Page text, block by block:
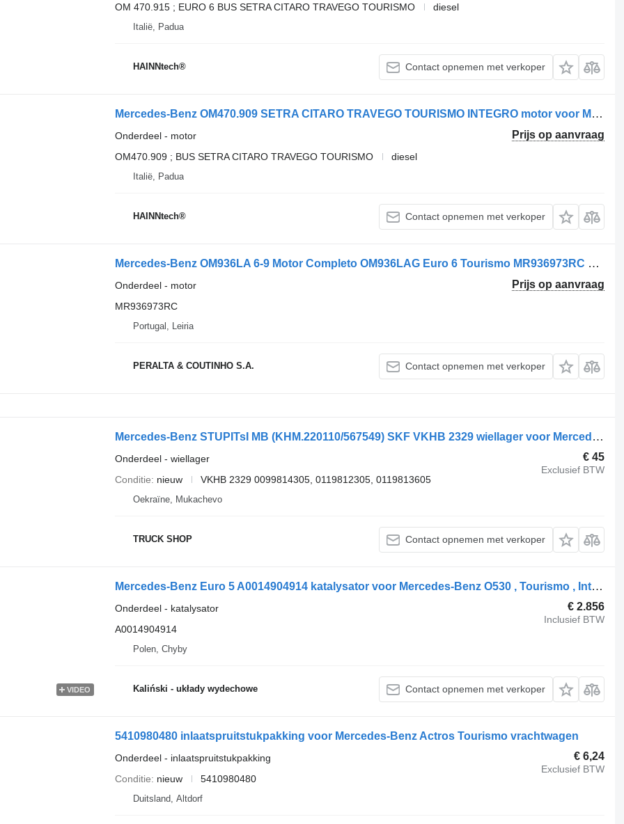
OM 470.915 ; EURO 6 BUS SETRA CITARO TRAVEGO TOURISMO
diesel
Italië, Padua
HAINNtech® Contact opnemen met verkoper
Mercedes-Benz OM470.909 SETRA CITARO TRAVEGO TOURISMO INTEGRO motor voor Mercedes-Benz vrachtwagen
Prijs op aanvraag
Onderdeel - motor
OM470.909 ; BUS SETRA CITARO TRAVEGO TOURISMO
diesel
Italië, Padua
HAINNtech® Contact opnemen met verkoper
Mercedes-Benz OM936LA 6-9 Motor Completo OM936LAG Euro 6 Tourismo MR936973RC voor vrachtwagen
Prijs op aanvraag
Onderdeel - motor
MR936973RC
Portugal, Leiria
PERALTA & COUTINHO S.A. Contact opnemen met verkoper
Mercedes-Benz STUPITsI MB (KHM.220110/567549) SKF VKHB 2329 wiellager voor Mercedes-Benz ATEGO 1800-2500,TOURISMO,INTEGRO,INTOURO vrachtwagen
€ 45
Exclusief BTW
Onderdeel - wiellager
Conditie
nieuw VKHB 2329 0099814305, 0119812305, 0119813605
Oekraïne, Mukachevo
TRUCK SHOP Contact opnemen met verkoper
VIDEO
Mercedes-Benz Euro 5 A0014904914 katalysator voor Mercedes-Benz O530 , Tourismo , Integro , Intouro , Setra vrachtwagen
€ 2.856
Inclusief BTW
Onderdeel - katalysator
A0014904914
Polen, Chyby
Kaliński - układy wydechowe Contact opnemen met verkoper
5410980480 inlaatspruitstukpakking voor Mercedes-Benz Actros Tourismo vrachtwagen
€ 6,24
Exclusief BTW
Onderdeel - inlaatspruitstukpakking
Conditie
nieuw 5410980480
Duitsland, Altdorf